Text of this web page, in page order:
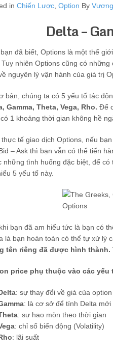
in Chiến Lược, Option By
Delta –
đã biết, Options là một thế
nhiên Options cũng có
nguyên lý vận hành của giá trị
bản, chúng ta có 5 yếu tố tác
Gamma, Theta, Vega, Rho. Để
1 khoảng thời gian không hề
thực tế giao dịch Options, nếu
– Ask thì bạn vẫn có thể tiến
những tình huống đặc biệt, để
5 yếu tố này.
bạn đã am hiểu tức là bạn có
là bạn hoàn toàn có thể tự xử lý
tên riêng đã được hình
price phụ thuộc vào các yếu
: sự thay đổi về giá của
: là cơ sở để tính Delta mới
: sự hao mòn theo thời gian
: chỉ số biến động (Volatility)
: lãi suất